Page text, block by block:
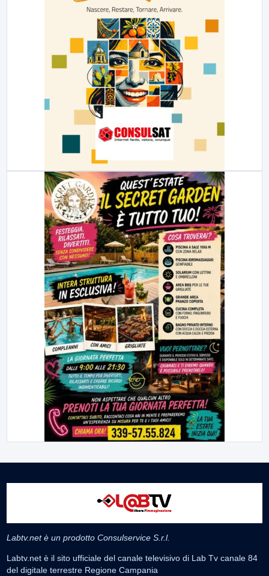
Labtv.net è un prodotto Consulservice S.r.l.
Labtv.net è il sito ufficiale del canale televisivo di Lab Tv canale 84
del digitale terrestre Regione Campania